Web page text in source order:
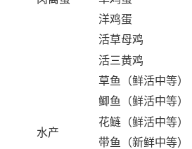
洋鸡蛋
活草母鸡
活三黄鸡
水产
草鱼（鲜活中等）
鲫鱼（鲜活中等）
花鲢（鲜活中等）
带鱼（新鲜中等）